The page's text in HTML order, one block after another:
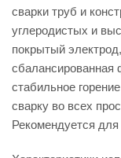
сварки труб и
углеродистых и
покрытый
сбалансированная
стабильное
сварку во всех
Рекомендуется